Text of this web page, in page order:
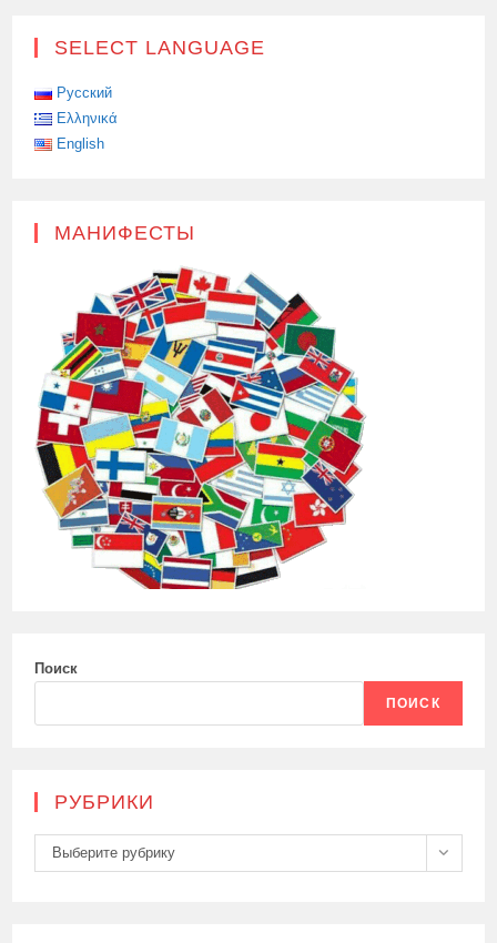
SELECT LANGUAGE
Русский
Ελληνικά
English
МАНИФЕСТЫ
Поиск
ПОИСК
РУБРИКИ
Рубрики
Выберите рубрику